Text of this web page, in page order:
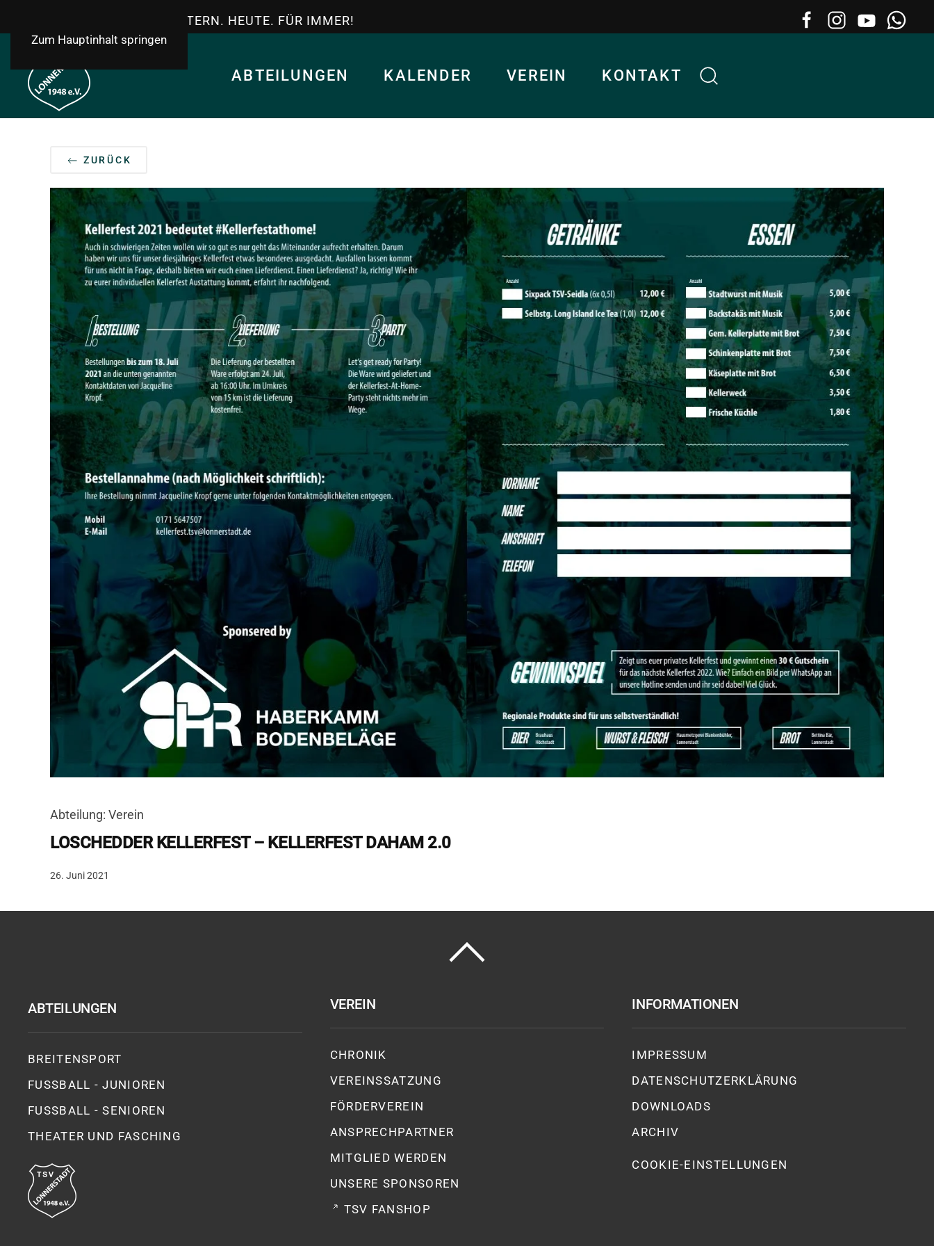
Zum Hauptinhalt springen
TSV LONNERSTADT - GESTERN. HEUTE. FÜR IMMER!
ABTEILUNGEN KALENDER VEREIN KONTAKT
ZURÜCK
Abteilung: Verein
LOSCHEDDER KELLERFEST – KELLERFEST DAHAM 2.0
26. Juni 2021
ABTEILUNGEN
BREITENSPORT
FUSSBALL - JUNIOREN
FUSSBALL - SENIOREN
THEATER UND FASCHING
VEREIN
CHRONIK
VEREINSSATZUNG
FÖRDERVEREIN
ANSPRECHPARTNER
MITGLIED WERDEN
UNSERE SPONSOREN
TSV FANSHOP
INFORMATIONEN
IMPRESSUM
DATENSCHUTZ­ERKLÄRUNG
DOWNLOADS
ARCHIV
COOKIE-EINSTELLUNGEN